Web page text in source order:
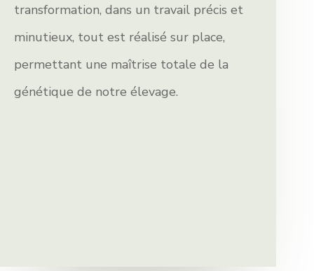
transformation, dans un travail précis et
minutieux, tout est réalisé sur place,
permettant une maîtrise totale de la
génétique de notre élevage.